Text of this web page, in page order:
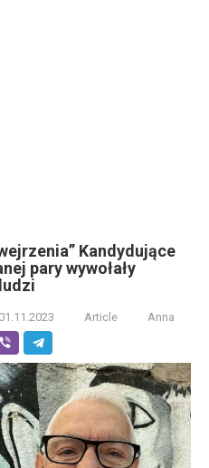
Kandydujące
pary wywołały
01.11.2023 Article Anna